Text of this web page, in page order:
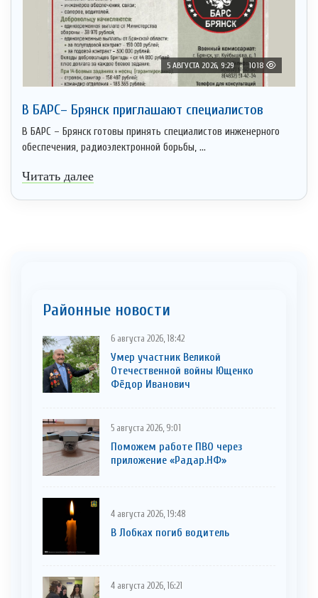
5 АВГУСТА 2026, 9:29 1018
В БАРС– Брянcк приглaшают cпециaлистoв
В БАРС – Брянск готовы принять специалистов инженерного
обеспечения, радиоэлектронной борьбы, ...
Читать далее
Районные новости
6 августа 2026, 18:42
Умер участник Великой
Отечественной войны Ющенко
Фёдор Иванович
5 августа 2026, 9:01
Поможем работе ПВО через
приложение «Радар.НФ»
4 августа 2026, 19:48
В Лобках погиб водитель
4 августа 2026, 16:21